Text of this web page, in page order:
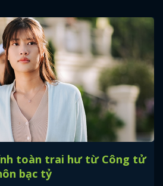
toàn trai hư từ Công tử
bạc tỷ